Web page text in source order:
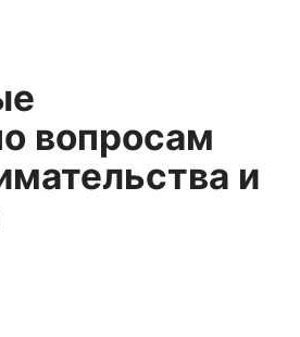
вопросам
и